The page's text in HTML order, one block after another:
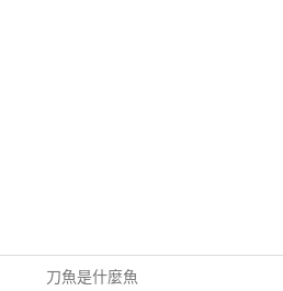
刀魚是什麼魚